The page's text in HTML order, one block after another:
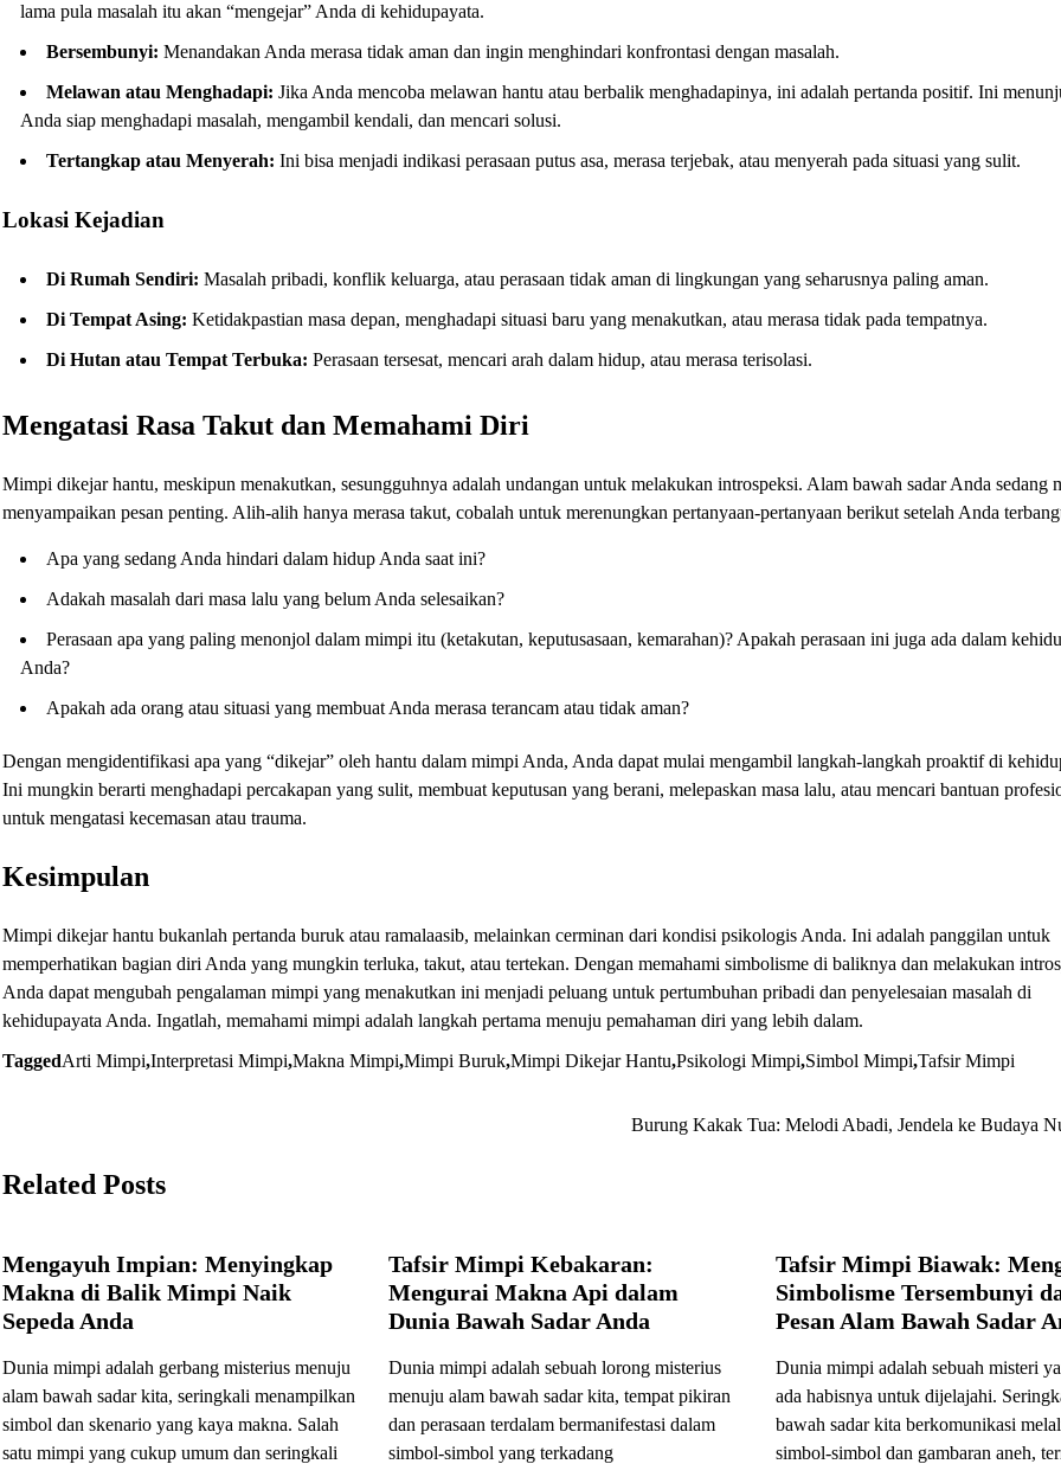
lama pula masalah itu akan “mengejar” Anda di kehidupayata.
Bersembunyi: Menandakan Anda merasa tidak aman dan ingin menghindari konfrontasi dengan masalah.
Melawan atau Menghadapi: Jika Anda mencoba melawan hantu atau berbalik menghadapinya, ini adalah pertanda positif. Ini
Anda siap menghadapi masalah, mengambil kendali, dan mencari solusi.
Tertangkap atau Menyerah: Ini bisa menjadi indikasi perasaan putus asa, merasa terjebak, atau menyerah pada situasi yang sulit.
Lokasi Kejadian
Di Rumah Sendiri: Masalah pribadi, konflik keluarga, atau perasaan tidak aman di lingkungan yang seharusnya paling aman.
Di Tempat Asing: Ketidakpastian masa depan, menghadapi situasi baru yang menakutkan, atau merasa tidak pada tempatnya.
Di Hutan atau Tempat Terbuka: Perasaan tersesat, mencari arah dalam hidup, atau merasa terisolasi.
Mengatasi Rasa Takut dan Memahami Diri
Mimpi dikejar hantu, meskipun menakutkan, sesungguhnya adalah undangan untuk melakukan introspeksi. Alam bawah sadar Anda sedang
menyampaikan pesan penting. Alih-alih hanya merasa takut, cobalah untuk merenungkan pertanyaan-pertanyaan berikut setelah Anda
Apa yang sedang Anda hindari dalam hidup Anda saat ini?
Adakah masalah dari masa lalu yang belum Anda selesaikan?
Perasaan apa yang paling menonjol dalam mimpi itu (ketakutan, keputusasaan, kemarahan)? Apakah perasaan ini juga ada dalam
Anda?
Apakah ada orang atau situasi yang membuat Anda merasa terancam atau tidak aman?
Dengan mengidentifikasi apa yang “dikejar” oleh hantu dalam mimpi Anda, Anda dapat mulai mengambil langkah-langkah proaktif di
Ini mungkin berarti menghadapi percakapan yang sulit, membuat keputusan yang berani, melepaskan masa lalu, atau mencari bantuan
untuk mengatasi kecemasan atau trauma.
Kesimpulan
Mimpi dikejar hantu bukanlah pertanda buruk atau ramalaasib, melainkan cerminan dari kondisi psikologis Anda. Ini adalah panggilan untuk
memperhatikan bagian diri Anda yang mungkin terluka, takut, atau tertekan. Dengan memahami simbolisme di baliknya dan melakukan
Anda dapat mengubah pengalaman mimpi yang menakutkan ini menjadi peluang untuk pertumbuhan pribadi dan penyelesaian masalah di
kehidupayata Anda. Ingatlah, memahami mimpi adalah langkah pertama menuju pemahaman diri yang lebih dalam.
TaggedArti Mimpi,Interpretasi Mimpi,Makna Mimpi,Mimpi Buruk,Mimpi Dikejar Hantu,Psikologi Mimpi,Simbol Mimpi,Tafsir Mimpi
navigation
Burung Kakak Tua: Melodi Abadi, Jendela ke Budaya
Related Posts
Mengayuh Impian: Menyingkap
Makna di Balik Mimpi Naik
Sepeda Anda
Dunia mimpi adalah gerbang misterius menuju
alam bawah sadar kita, seringkali menampilkan
simbol dan skenario yang kaya makna. Salah
satu mimpi yang cukup umum dan seringkali
Tafsir Mimpi Kebakaran:
Mengurai Makna Api dalam
Dunia Bawah Sadar Anda
Dunia mimpi adalah sebuah lorong misterius
menuju alam bawah sadar kita, tempat pikiran
dan perasaan terdalam bermanifestasi dalam
simbol-simbol yang terkadang
Tafsir Mimpi Biawak:
Simbolisme Tersembunyi
Pesan Alam Bawah Sadar
Dunia mimpi adalah sebuah misteri
ada habisnya untuk dijelajahi.
bawah sadar kita berkomunikasi
simbol-simbol dan gambaran aneh,